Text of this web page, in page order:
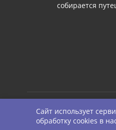
собирается
Сайт использует
обработку cookies в